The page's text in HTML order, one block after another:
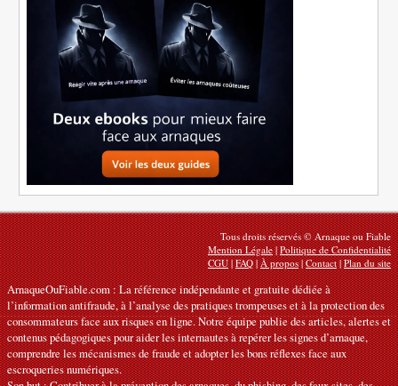
Tous droits réservés © Arnaque ou Fiable
Mention Légale|Politique de Confidentialité
CGU|FAQ|À propos|Contact|Plan du site
ArnaqueOuFiable.com : La référence indépendante et gratuite dédiée à
l’information antifraude, à l’analyse des pratiques trompeuses et à la protection des
consommateurs face aux risques en ligne. Notre équipe publie des articles, alertes et
contenus pédagogiques pour aider les internautes à repérer les signes d’arnaque,
comprendre les mécanismes de fraude et adopter les bons réflexes face aux
escroqueries numériques.